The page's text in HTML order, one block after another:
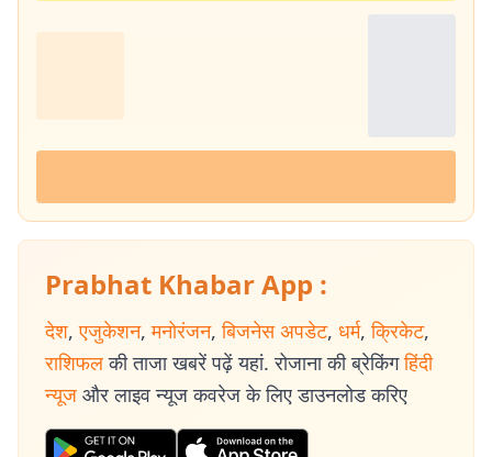
Prabhat Khabar App :
देश, एजुकेशन, मनोरंजन, बिजनेस अपडेट, धर्म, क्रिकेट,
राशिफल की ताजा खबरें पढ़ें यहां. रोजाना की ब्रेकिंग हिंदी
न्यूज और लाइव न्यूज कवरेज के लिए डाउनलोड करिए